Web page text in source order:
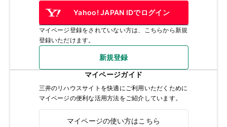
Yahoo! JAPAN IDでログイン
マイページ登録をされていない方は、こちらから新規
登録いただけます。
新規登録
マイページガイド
三井のリハウスサイトを快適にご利用いただくために
マイページの便利な活用方法をご紹介しています。
マイページの使い方はこちら